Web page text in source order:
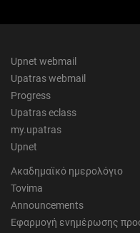
Upnet webmail
Upatras webmail
Progress
Upatras eclass
my.upatras
Upnet
Ακαδημαϊκό ημερολόγιο
Tovima
Announcements
Εφαρμογή ενημέρωσης